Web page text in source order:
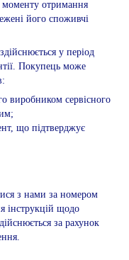
моменту отримання
його споживчі
здійснюється у період
Покупець може
виробником сервісного
що підтверджує
з нами за номером
інструкцій щодо
за рахунок